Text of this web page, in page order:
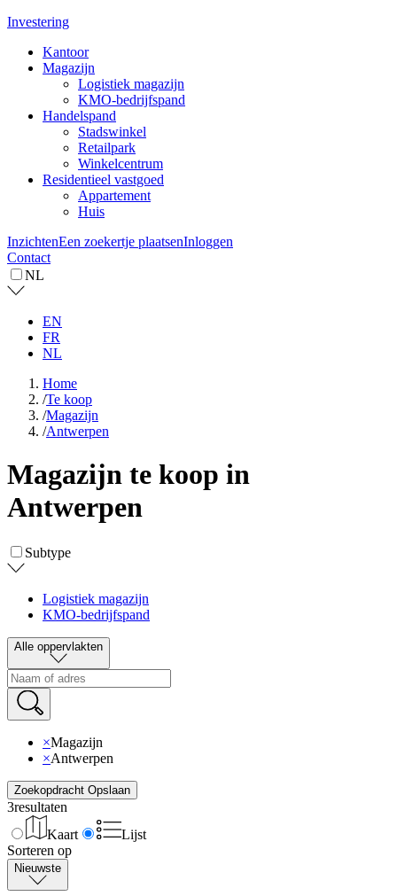
Investering
Kantoor
Magazijn
Logistiek magazijn
KMO-bedrijfspand
Handelspand
Stadswinkel
Retailpark
Winkelcentrum
Residentieel vastgoed
Appartement
Huis
InzichtenEen zoekertje plaatsenInloggen
Contact
NL
EN
FR
NL
Home
/Te koop
/Magazijn
/Antwerpen
Magazijn te koop in
Antwerpen
Subtype
Logistiek magazijn
KMO-bedrijfspand
Alle oppervlakten
×Magazijn
×Antwerpen
Zoekopdracht Opslaan
3resultaten
Kaart
Lijst
Sorteren op
Nieuwste